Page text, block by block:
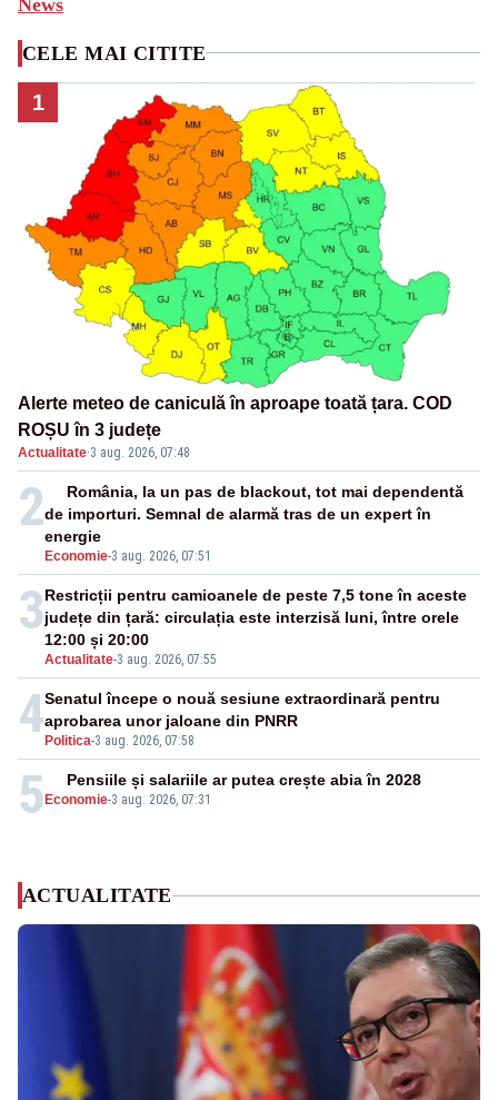
CELE MAI CITITE
1
Alerte meteo de caniculă în aproape toată țara. COD
ROȘU în 3 județe
Actualitate·3 aug. 2026, 07:48
2
Economie-3 aug. 2026, 07:51
România, la un pas de blackout, tot mai dependentă
de importuri. Semnal de alarmă tras de un expert în
energie
3
Actualitate-3 aug. 2026, 07:55
Restricții pentru camioanele de peste 7,5 tone în aceste
județe din țară: circulația este interzisă luni, între orele
12:00 și 20:00
4 Politica-3 aug. 2026, 07:58
Senatul începe o nouă sesiune extraordinară pentru
aprobarea unor jaloane din PNRR
5 Economie-3 aug. 2026, 07:31
Pensiile și salariile ar putea crește abia în 2028
ACTUALITATE